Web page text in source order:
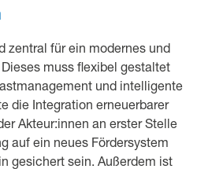
zentral für ein modernes und
muss flexibel gestaltet
und intelligente
die Integration erneuerbarer
Akteur:innen an erster Stelle
auf ein neues Fördersystem
gesichert sein. Außerdem ist